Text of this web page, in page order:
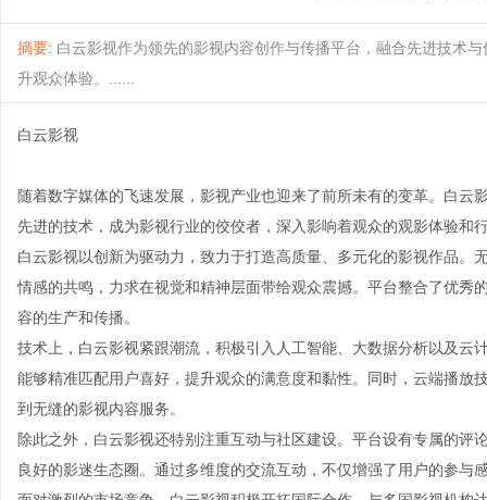
摘要: 白云影视作为领先的影视内容创作与传播平台，融合先进技术
升观众体验。......
白云影视
随着数字媒体的飞速发展，影视产业也迎来了前所未有的变革。白
先进的技术，成为影视行业的佼佼者，深入影响着观众的观影体验和
白云影视以创新为驱动力，致力于打造高质量、多元化的影视作品
情感的共鸣，力求在视觉和精神层面带给观众震撼。平台整合了优秀
容的生产和传播。
技术上，白云影视紧跟潮流，积极引入人工智能、大数据分析以及云
能够精准匹配用户喜好，提升观众的满意度和黏性。同时，云端播放
到无缝的影视内容服务。
除此之外，白云影视还特别注重互动与社区建设。平台设有专属的
良好的影迷生态圈。通过多维度的交流互动，不仅增强了用户的参